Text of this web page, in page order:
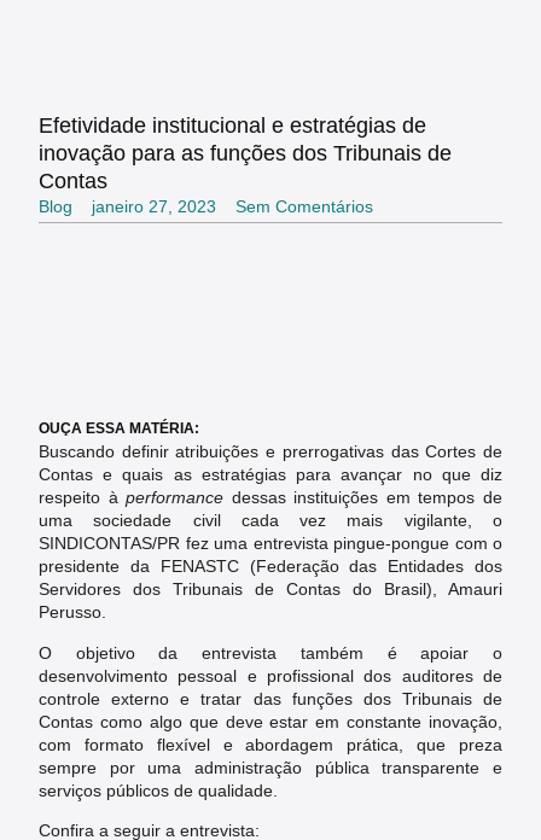
Efetividade institucional e estratégias de
inovação para as funções dos Tribunais de
Contas
Blog janeiro 27, 2023 Sem Comentários
OUÇA ESSA MATÉRIA:
Buscando definir atribuições e prerrogativas das Cortes de
Contas e quais as estratégias para avançar no que diz
respeito àperformance dessas instituições em tempos de
uma sociedade civil cada vez mais vigilante, o
SINDICONTAS/PR fez uma entrevista pingue-pongue com o
presidente da FENASTC (Federação das Entidades dos
Servidores dos Tribunais de Contas do Brasil), Amauri
Perusso.
O objetivo da entrevista também é apoiar o
desenvolvimento pessoal e profissional dos auditores de
controle externo e tratar das funções dos Tribunais de
Contas como algo que deve estar em constante inovação,
com formato flexível e abordagem prática, que preza
sempre por uma administração pública transparente e
serviços públicos de qualidade.
Confira a seguir a entrevista: